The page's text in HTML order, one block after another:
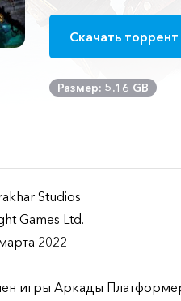
Скачать торрент
Размер: 5.16 GB
Studios
Games Ltd.
2022
игры Аркады